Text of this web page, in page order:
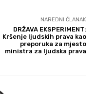
NAREDNI ČLANAK
DRŽAVA EKSPERIMENT:
Kršenje ljudskih prava kao
preporuka za mjesto
ministra za ljudska prava